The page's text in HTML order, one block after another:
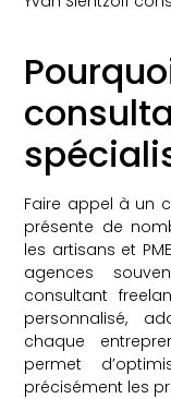
Faire appel à un
présente de
les artisans et
agences
consultant
personnalisé,
chaque
permet
précisément les